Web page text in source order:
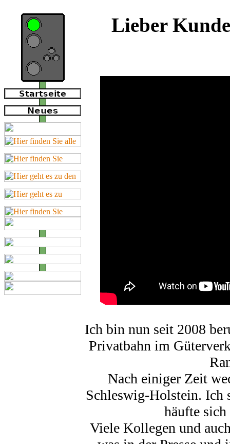
Lieber
Ich bin nun seit 2008
Privatbahn im
Nach einiger Zeit
Schleswig-Holstein. Ich
häufte
Viele Kollegen und